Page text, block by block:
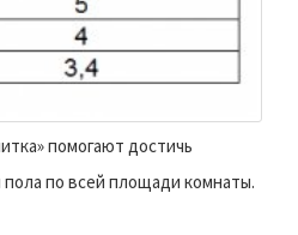
помогают достичь
по всей площади комнаты.